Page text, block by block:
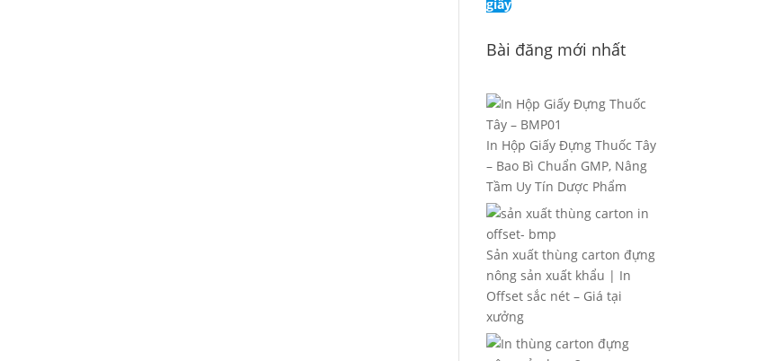
giấy
Bài đăng mới nhất
In Hộp Giấy Đựng Thuốc Tây
– Bao Bì Chuẩn GMP, Nâng
Tầm Uy Tín Dược Phẩm
Sản xuất thùng carton đựng
nông sản xuất khẩu | In
Offset sắc nét – Giá tại
xưởng